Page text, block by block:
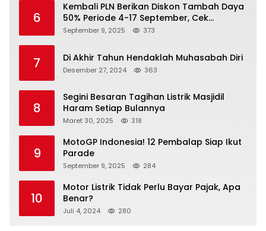
6
Kembali PLN Berikan Diskon Tambah Daya
50% Periode 4-17 September, Cek
Ketentuannya!
September 9, 2025 373
7 Di Akhir Tahun Hendaklah Muhasabah Diri
Desember 27, 2024 363
8
Segini Besaran Tagihan Listrik Masjidil
Haram Setiap Bulannya
Maret 30, 2025 318
9
MotoGP Indonesia! 12 Pembalap Siap Ikut
Parade
September 9, 2025 284
10
Motor Listrik Tidak Perlu Bayar Pajak, Apa
Benar?
Juli 4, 2024 280